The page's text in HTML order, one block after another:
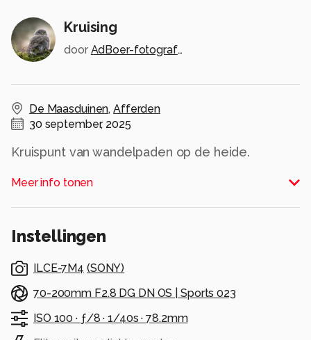
Kruising
door AdBoer-fotografie
De Maasduinen,Afferden
30 september, 2025
Kruispunt van wandelpaden op de heide.
Alle rechten voorbehouden
Meer info tonen
Instellingen
ILCE-7M4 (SONY)
70-200mm F2.8 DG DN OS | Sports 023
ISO 100 · ƒ/8 ·1/40s ·78.2mm